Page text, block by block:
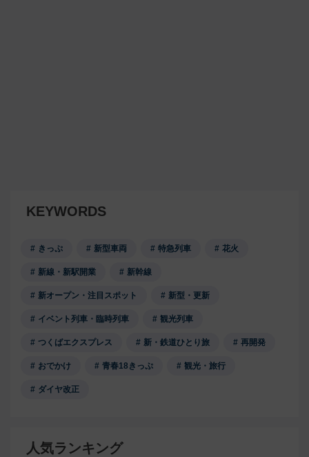
KEYWORDS
きっぷ 新型車両 特急列車 花火
新線・新駅開業 新幹線
新オープン・注目スポット 新型・更新
イベント列車・臨時列車 観光列車
つくばエクスプレス 新・鉄道ひとり旅 再開発
おでかけ 青春18きっぷ 観光・旅行
ダイヤ改正
人気ランキング